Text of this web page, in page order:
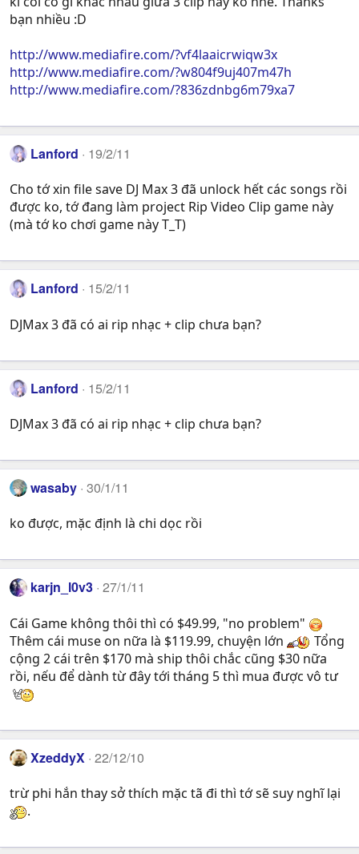
bạn nhiều :D
http://www.mediafire.com/?vf4laaicrwiqw3x
http://www.mediafire.com/?w804f9uj407m47h
http://www.mediafire.com/?836zdnbg6m79xa7
Lanford 19/2/11
Cho tớ xin file save DJ Max 3 đã unlock hết các songs rồi
được ko, tớ đang làm project Rip Video Clip game này
(mà tớ ko chơi game này T_T)
Lanford 15/2/11
DJMax 3 đã có ai rip nhạc + clip chưa bạn?
Lanford 15/2/11
DJMax 3 đã có ai rip nhạc + clip chưa bạn?
wasaby 30/1/11
ko được, mặc định là chi dọc rồi
karjn_l0v3 27/1/11
Cái Game không thôi thì có $49.99, "no problem"
Thêm cái muse on nữa là $119.99, chuyện lớn
Tổng
cộng 2 cái trên $170 mà ship thôi chắc cũng $30 nữa
rồi, nếu để dành từ đây tới tháng 5 thì mua được vô tư
XzeddyX 22/12/10
trừ phi hắn thay sở thích mặc tã đi thì tớ sẽ suy nghĩ lại
.